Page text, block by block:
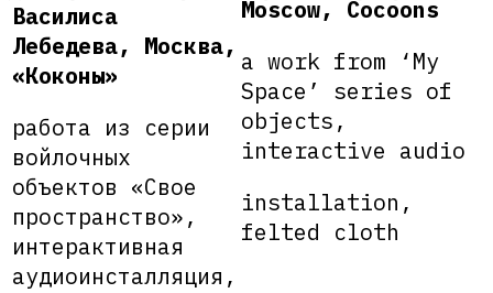
Василиса
Лебедева, Москва,
«Коконы»
работа из серии
войлочных
объектов «Свое
пространство»,
интерактивная
аудиоинсталляция,
Moscow, Cocoons
a work from ‘My
Space’ series of
objects,
interactive audio
installation,
felted cloth